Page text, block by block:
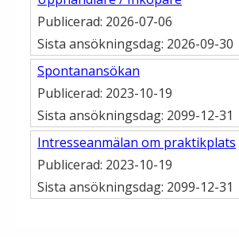
Öppettider
Ska du gräva?
Ska du bygga eller riva?
Faktura och betalning
Konsumenträttigheter
Om oss
Kontakta oss
Om Alingsås Energi
Leverantörer